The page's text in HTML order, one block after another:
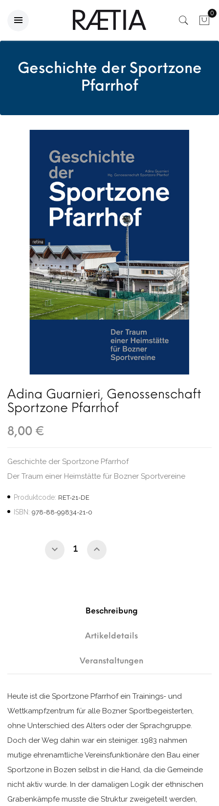
0
Geschichte der Sportzone
Pfarrhof
Adina Guarnieri, Genossenschaft
Sportzone Pfarrhof
8,00 €
Geschichte der Sportzone Pfarrhof
Der Traum einer Heimstätte für Bozner Sportvereine
Produktcode: RET-21-DE
ISBN: 978-88-99834-21-0
Beschreibung
Artikeldetails
Veranstaltungen
Heute ist die Sportzone Pfarrhof ein Trainings- und
Wettkampfzentrum für alle Bozner Sportbegeisterten,
ohne Unterschied des Alters oder der Sprachgruppe.
Doch der Weg dahin war ein steiniger. 1983 nahmen
mutige ehrenamtliche Vereinsfunktionäre den Bau einer
Sportzone in Bozen selbst in die Hand, da die Gemeinde
nicht aktiv wurde. In der damaligen Logik der ethnischen
Grabenkämpfe musste die Struktur zweigeteilt werden,